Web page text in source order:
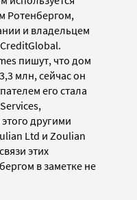
Ротенбергом,
и владельцем
пишут, что дом
млн, сейчас он
его стала
другими
Ltd и Zoulian
этих
в заметке не